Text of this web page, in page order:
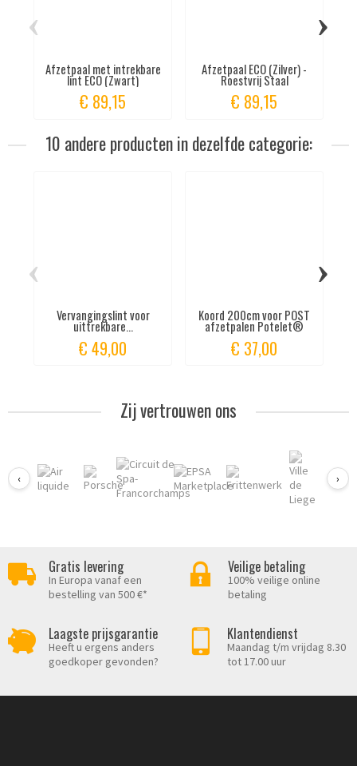
Afzetpaal met intrekbare
lint ECO (Zwart)
€ 89,15
Afzetpaal ECO (Zilver) -
Roestvrij Staal
€ 89,15
‹ ›
10 andere producten in dezelfde categorie:
Vervangingslint voor
uittrekbare...
€ 49,00
Koord 200cm voor POST
afzetpalen Potelet®
€ 37,00
‹ ›
Zij vertrouwen ons
‹ ›
Gratis levering
In Europa vanaf een
bestelling van 500 €*
Veilige betaling
100% veilige online
betaling
Laagste prijsgarantie
Heeft u ergens anders
goedkoper gevonden?
Klantendienst
Maandag t/m vrijdag 8.30
tot 17.00 uur